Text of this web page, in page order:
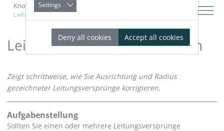
Knowledge Base Revit
Leitungsversprung korrigieren
Leitungsversprung korrigieren
Zeigt schrittweise, wie Sie Ausrichtung und Radius
gezeichneter Leitungsversprünge korrigieren.
Aufgabenstellung
Sollten Sie einen oder mehrere Leitungsversprünge
Settings
Deny all cookies Accept all cookies